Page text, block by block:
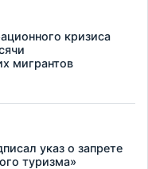
кризиса
мигрантов
указ о запрете
туризма»